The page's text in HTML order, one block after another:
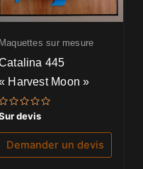
Maquettes sur mesure
445
Harvest Moon »
0
devis
Demander un devis